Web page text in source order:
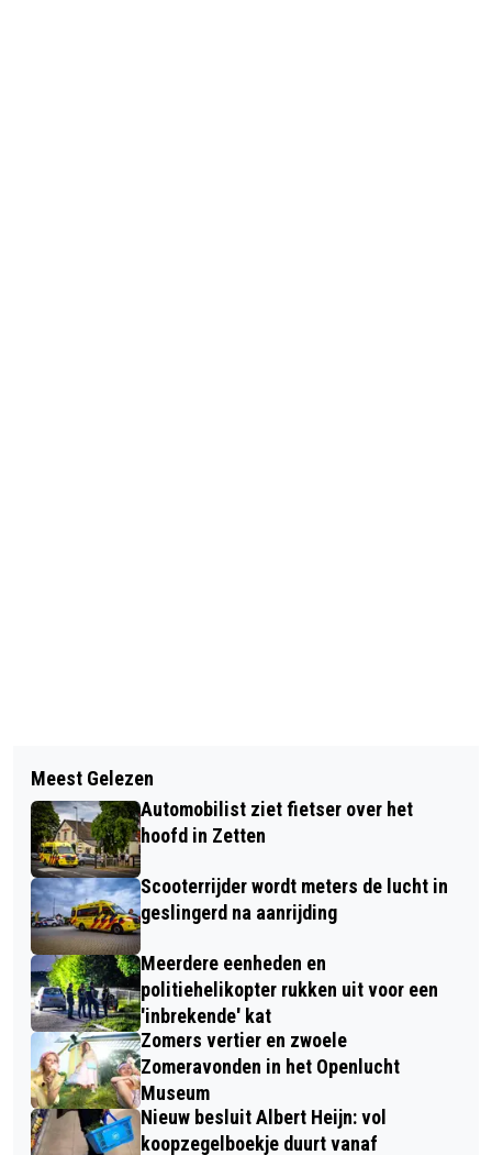
NACHTAFSLUITINGEN A12 TUSSEN
ARNHEM EN DUITSE GRENS
DE 13E KUNSTROUTE VALBURG
Meest Gelezen
Automobilist ziet fietser over het
hoofd in Zetten
Scooterrijder wordt meters de lucht in
geslingerd na aanrijding
Meerdere eenheden en
politiehelikopter rukken uit voor een
'inbrekende' kat
Zomers vertier en zwoele
Zomeravonden in het Openlucht
Museum
Nieuw besluit Albert Heijn: vol
koopzegelboekje duurt vanaf